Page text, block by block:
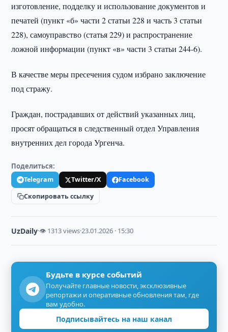
изготовление, подделку и использование документов и
печатей (пункт «б» части 2 статьи 228 и часть 3 статьи
228), самоуправство (статья 229) и распространение
ложной информации (пункт «в» части 3 статьи 244-6).
В качестве меры пресечения судом избрано заключение
под стражу.
Граждан, пострадавших от действий указанных лиц,
просят обращаться в следственный отдел Управления
внутренних дел города Ургенча.
Поделиться:
Telegram Twitter/X
Facebook
Скопировать ссылку
UzDaily·👁 1313 views·23.01.2026 · 15:30
Будьте в курсе событий
Получайте главные новости, эксклюзивные
репортажи и оперативные обновления там, где
вам удобно.
Подписывайтесь на наш канал